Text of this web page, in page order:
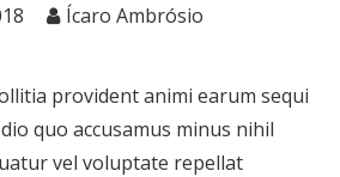
Ícaro Ambrósio
provident animi earum sequi
quo accusamus minus nihil
vel voluptate repellat